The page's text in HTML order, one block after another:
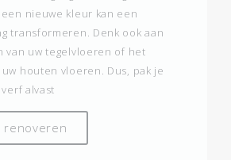
nieuwe kleur kan een
transformeren. Denk ook aan
van uw tegelvloeren of het
houten vloeren. Dus, pak je
alvast
renoveren